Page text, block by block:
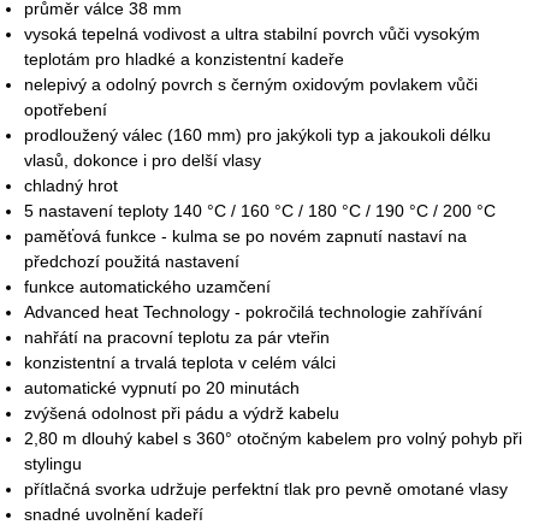
průměr válce 38 mm
vysoká tepelná vodivost a ultra stabilní povrch vůči vysokým
teplotám pro hladké a konzistentní kadeře
nelepivý a odolný povrch s černým oxidovým povlakem vůči
opotřebení
prodloužený válec (160 mm) pro jakýkoli typ a jakoukoli délku
vlasů, dokonce i pro delší vlasy
chladný hrot
5 nastavení teploty 140 °C / 160 °C / 180 °C / 190 °C / 200 °C
paměťová funkce - kulma se po novém zapnutí nastaví na
předchozí použitá nastavení
funkce automatického uzamčení
Advanced heat Technology - pokročilá technologie zahřívání
nahřátí na pracovní teplotu za pár vteřin
konzistentní a trvalá teplota v celém válci
automatické vypnutí po 20 minutách
zvýšená odolnost při pádu a výdrž kabelu
2,80 m dlouhý kabel s 360° otočným kabelem pro volný pohyb při
stylingu
přítlačná svorka udržuje perfektní tlak pro pevně omotané vlasy
snadné uvolnění kadeří